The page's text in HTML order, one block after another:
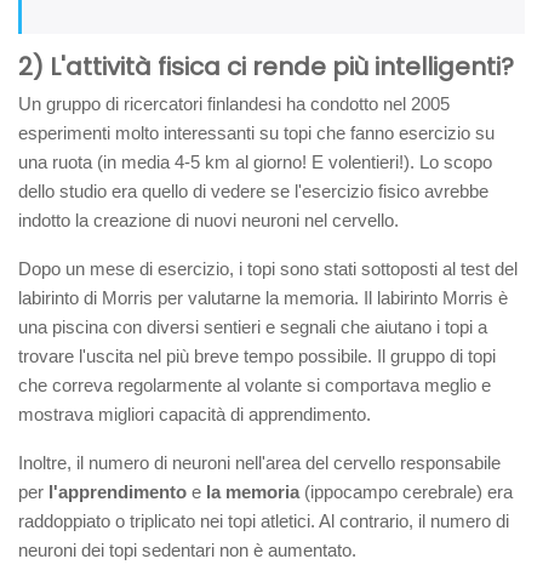
2) L'attività fisica ci rende più intelligenti?
Un gruppo di ricercatori finlandesi ha condotto nel 2005
esperimenti molto interessanti su topi che fanno esercizio su
una ruota (in media 4-5 km al giorno! E volentieri!). Lo scopo
dello studio era quello di vedere se l'esercizio fisico avrebbe
indotto la creazione di nuovi neuroni nel cervello.
Dopo un mese di esercizio, i topi sono stati sottoposti al test del
labirinto di Morris per valutarne la memoria. Il labirinto Morris è
una piscina con diversi sentieri e segnali che aiutano i topi a
trovare l'uscita nel più breve tempo possibile. Il gruppo di topi
che correva regolarmente al volante si comportava meglio e
mostrava migliori capacità di apprendimento.
Inoltre, il numero di neuroni nell'area del cervello responsabile
per l'apprendimento e la memoria (ippocampo cerebrale) era
raddoppiato o triplicato nei topi atletici. Al contrario, il numero di
neuroni dei topi sedentari non è aumentato.